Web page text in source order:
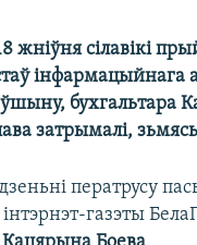
жніўня сілавікі
інфармацыйнага
бухгальтара
затрымалі,
ператрусу
інтэрнэт-газэты